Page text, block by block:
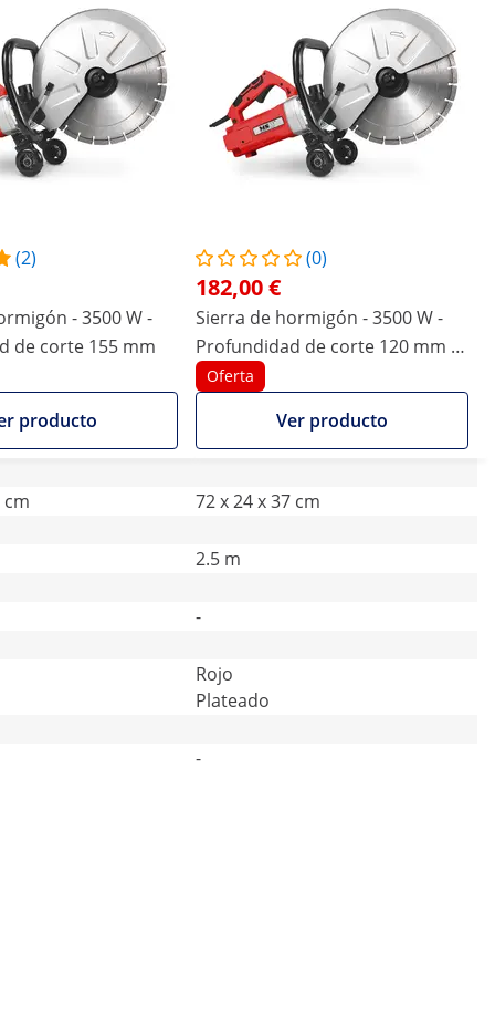
(2)
- 3500 W -
de corte 155 mm
producto
(0)
182,00 €
Sierra de hormigón - 3500 W -
Profundidad de corte 120 mm -
Refrigeración por agua
Oferta
Ver producto
cm
72 x 24 x 37 cm
2.5 m
-
Rojo
Plateado
-